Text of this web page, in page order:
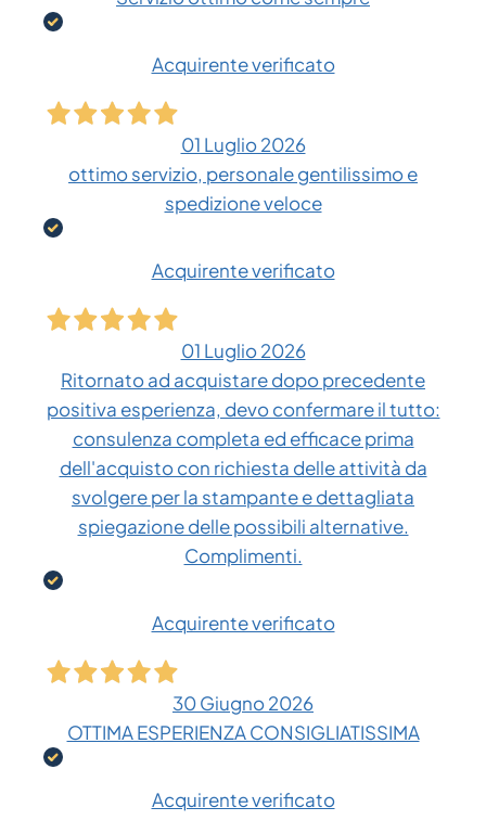
Acquirente verificato
01 Luglio 2026
ottimo servizio, personale gentilissimo e
spedizione veloce
Acquirente verificato
01 Luglio 2026
Ritornato ad acquistare dopo precedente
positiva esperienza, devo confermare il tutto:
consulenza completa ed efficace prima
dell'acquisto con richiesta delle attività da
svolgere per la stampante e dettagliata
spiegazione delle possibili alternative.
Complimenti.
Acquirente verificato
30 Giugno 2026
OTTIMA ESPERIENZA CONSIGLIATISSIMA
Acquirente verificato